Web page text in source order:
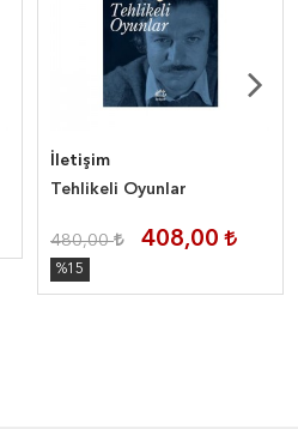
İletişim
Tehlikeli Oyunlar
480,00 408,00
%15